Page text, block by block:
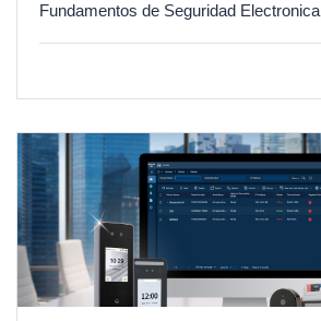
Fundamentos de Seguridad Electronica